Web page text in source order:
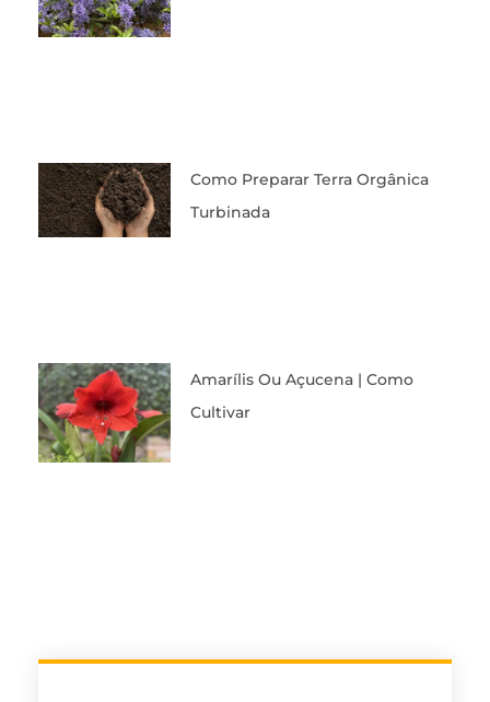
Como Preparar Terra Orgânica
Turbinada
Amarílis Ou Açucena | Como
Cultivar